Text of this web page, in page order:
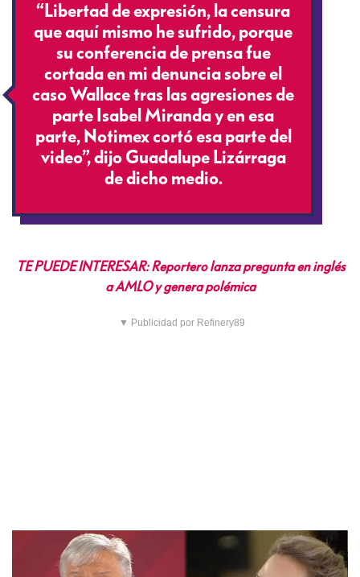
“Libertad de expresión, la censura
que aquí mismo he sufrido, porque
su conferencia de prensa fue
cortada en mi denuncia sobre el
caso Wallace tras las agresiones de
parte Isabel Miranda y en esa
parte, Notimex cortó esa parte del
video”, dijo Guadalupe Lizárraga
de dicho medio.
TE PUEDE INTERESAR: Reportero lanza pregunta en inglés
a AMLO y genera polémica
▼ Publicidad por Refinery89